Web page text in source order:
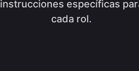
instrucciones específicas
cada rol.